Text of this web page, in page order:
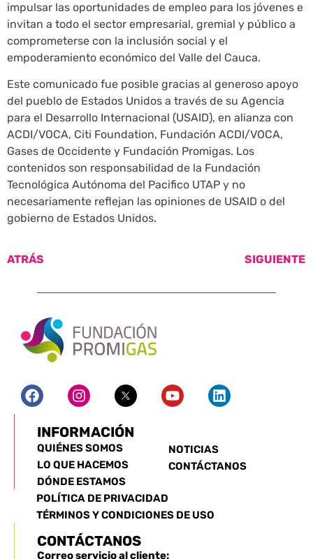
impulsar las oportunidades de empleo para los jóvenes e
invitan a todo el sector empresarial, gremial y público a
comprometerse con la inclusión social y el
empoderamiento económico del Valle del Cauca.
Este comunicado fue posible gracias al generoso apoyo
del pueblo de Estados Unidos a través de su Agencia
para el Desarrollo Internacional (USAID), en alianza con
ACDI/VOCA, Citi Foundation, Fundación ACDI/VOCA,
Gases de Occidente y Fundación Promigas. Los
contenidos son responsabilidad de la Fundación
Tecnológica Autónoma del Pacifico UTAP y no
necesariamente reflejan las opiniones de USAID o del
gobierno de Estados Unidos.
ATRÁS SIGUIENTE
INFORMACIÓN
QUIÉNES SOMOS
LO QUE HACEMOS
DÓNDE ESTAMOS
NOTICIAS
CONTÁCTANOS
POLÍTICA DE PRIVACIDAD
TÉRMINOS Y CONDICIONES DE USO
CONTÁCTANOS
Correo servicio al cliente: